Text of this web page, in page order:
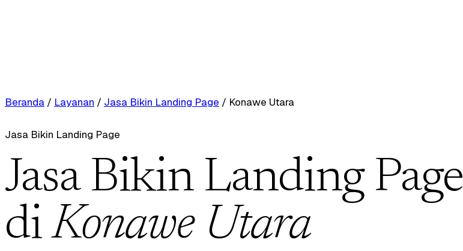
Beranda / Layanan / Jasa Bikin Landing Page / Konawe Utara
Jasa Bikin Landing Page
Jasa Bikin Landing Page
diKonawe Utara